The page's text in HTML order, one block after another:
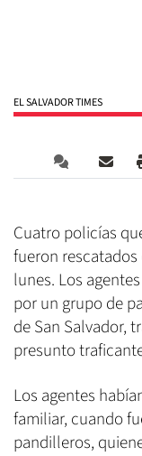
EL SALVADOR TIMES
Cuatro policías
fueron
lunes. Los
por un grupo de
de San Salvador,
presunto
Los agentes
familiar, cuando
pandilleros,